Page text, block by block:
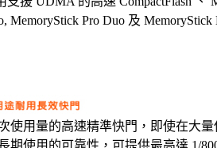
MemoryStick Pro Duo 及
使用量的高速精準快門，即使在大
期使用的可靠性，可提供最高達 1/